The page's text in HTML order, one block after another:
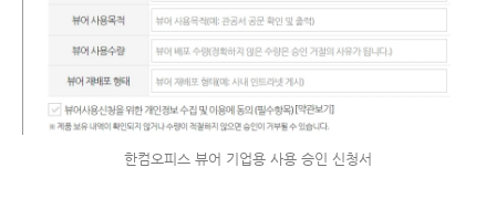
한컴오피스 뷰어 기업용 사용 승인 신청서